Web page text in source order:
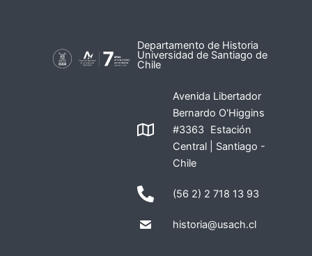
Departamento de Historia
Universidad de Santiago de
Chile
Avenida Libertador
Bernardo O'Higgins
#3363 Estación
Central | Santiago -
Chile
(56 2) 2 718 13 93
historia@usach.cl